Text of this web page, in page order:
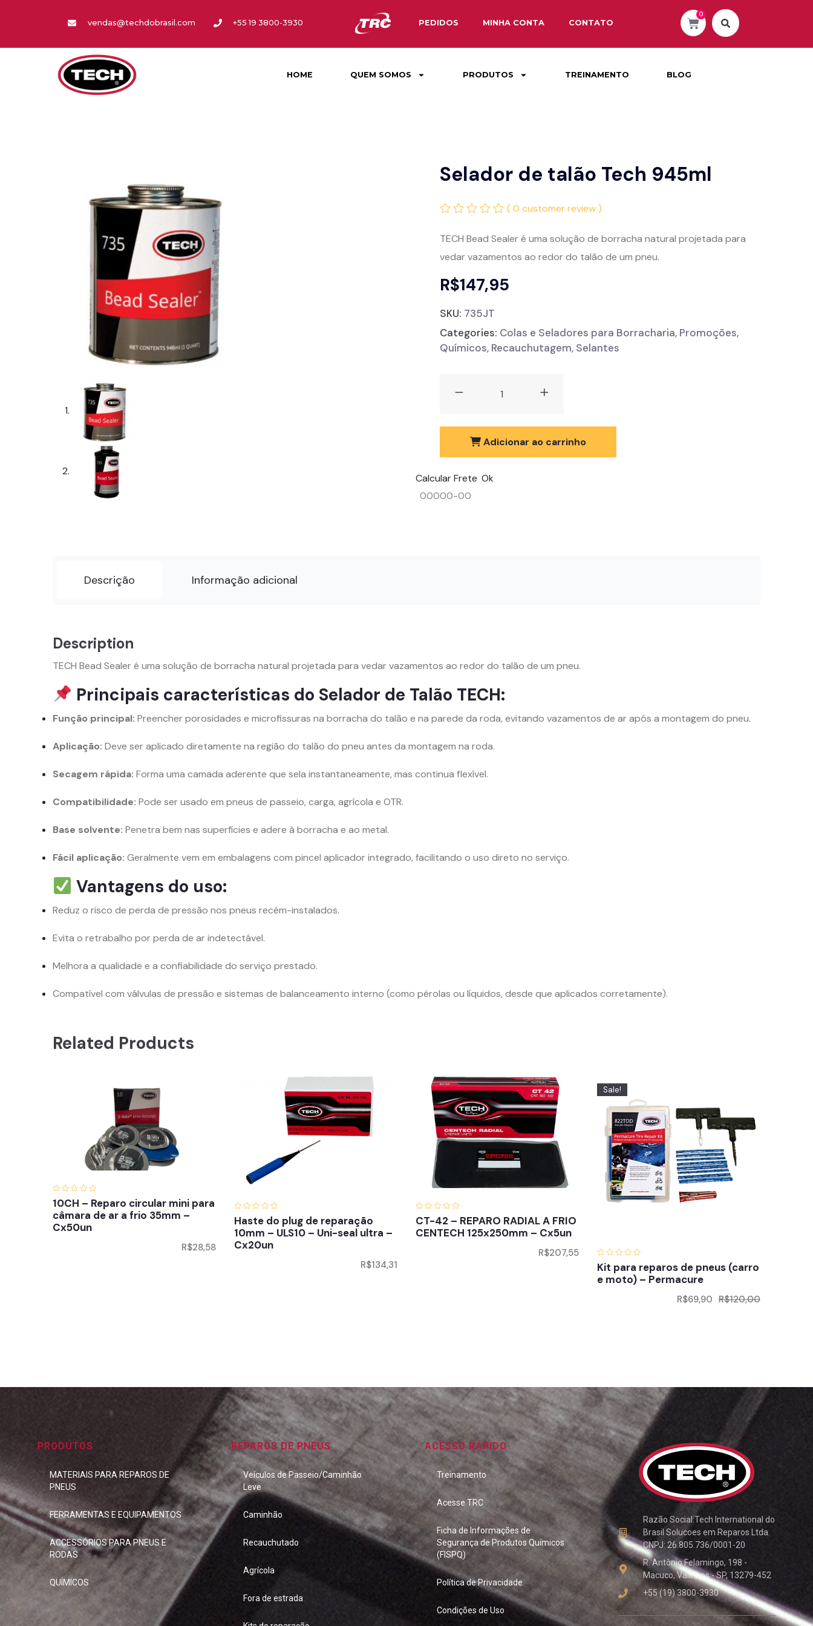
vendas@techdobrasil.com +55 19 3800-3930 PEDIDOS MINHA CONTA CONTATO
0
HOME QUEM SOMOS PRODUTOS TREINAMENTO BLOG
Selador de talão Tech 945ml
( 0 customer review )
TECH Bead Sealer é uma solução de borracha natural projetada para
vedar vazamentos ao redor do talão de um pneu.
R$147,95
SKU: 735JT
Categories: Colas e Seladores para Borracharia, Promoções,
Químicos, Recauchutagem, Selantes
Adicionar ao carrinho
Calcular Frete Ok
Descrição Informação adicional
Description
TECH Bead Sealer é uma solução de borracha natural projetada para vedar vazamentos ao redor do talão de um pneu.
Principais características do Selador de Talão TECH:
Função principal: Preencher porosidades e microfissuras na borracha do talão e na parede da roda, evitando vazamentos de ar após a montagem do pneu.
Aplicação: Deve ser aplicado diretamente na região do talão do pneu antes da montagem na roda.
Secagem rápida: Forma uma camada aderente que sela instantaneamente, mas continua flexível.
Compatibilidade: Pode ser usado em pneus de passeio, carga, agrícola e OTR.
Base solvente: Penetra bem nas superfícies e adere à borracha e ao metal.
Fácil aplicação: Geralmente vem em embalagens com pincel aplicador integrado, facilitando o uso direto no serviço.
Vantagens do uso:
Reduz o risco de perda de pressão nos pneus recém-instalados.
Evita o retrabalho por perda de ar indetectável.
Melhora a qualidade e a confiabilidade do serviço prestado.
Compatível com válvulas de pressão e sistemas de balanceamento interno (como pérolas ou líquidos, desde que aplicados corretamente).
Related Products
10CH – Reparo circular mini para
câmara de ar a frio 35mm –
Cx50un
R$28,58
Haste do plug de reparação
10mm – ULS10 – Uni-seal ultra –
Cx20un
R$134,31
CT-42 – REPARO RADIAL A FRIO
CENTECH 125x250mm – Cx5un
R$207,55
Sale!
Kit para reparos de pneus (carro
e moto) – Permacure
R$120,00
R$69,90
PRODUTOS
MATERIAIS PARA REPAROS DE
PNEUS
FERRAMENTAS E EQUIPAMENTOS
ACCESSÓRIOS PARA PNEUS E
RODAS
QUÍMICOS
REPAROS DE PNEUS
Veículos de Passeio/Caminhão
Leve
Caminhão
Recauchutado
Agrícola
Fora de estrada
ACESSO RÁPIDO
Treinamento
Acesse TRC
Ficha de Informações de
Segurança de Produtos Químicos
(FISPQ)
Política de Privacidade
Condições de Uso
Razão Social:Tech International do
Brasil Solucoes em Reparos Ltda.
CNPJ: 26.805.736/0001-20
R. Antônio Felamingo, 198 -
Macuco, Valinhos - SP, 13279-452
+55 (19) 3800-3930